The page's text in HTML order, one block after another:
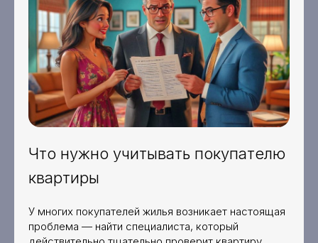
Что нужно учитывать покупателю
квартиры
У многих покупателей жилья возникает настоящая
проблема — найти специалиста, который